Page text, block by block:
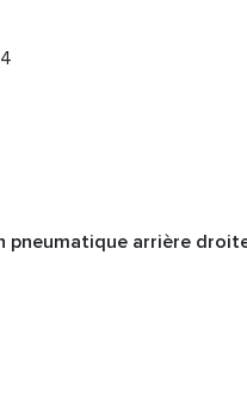
pneumatique arrière